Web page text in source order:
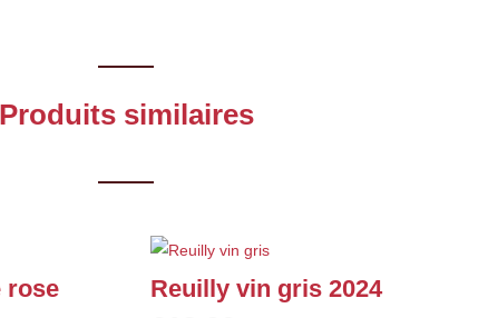
Produits similaires
rose Reuilly vin gris 2024